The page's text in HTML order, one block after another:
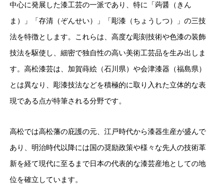
中心に発展した漆工芸の一派であり、特に「蒟醤（きん
ま）」「存清（ぞんせい）」「彫漆（ちょうしつ）」の三技
法を特徴とします。これらは、高度な彫刻技術や色漆の装飾
技法を駆使し、細密で独自性の高い美術工芸品を生み出しま
す。高松漆芸は、加賀蒔絵（石川県）や会津漆器（福島県）
とは異なり、彫漆技法などを積極的に取り入れた立体的な表
現である点が特筆される分野です。
高松では高松藩の庇護の元、江戸時代から漆器生産が盛んで
あり、明治時代以降には国の奨励政策や様々な先人の技術革
新を経て現代に至るまで日本の代表的な漆芸産地としての地
位を確立しています。